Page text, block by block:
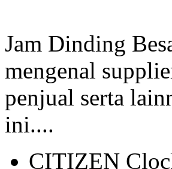
Jam Dinding
mengenal
penjual serta
ini....
CITIZEN